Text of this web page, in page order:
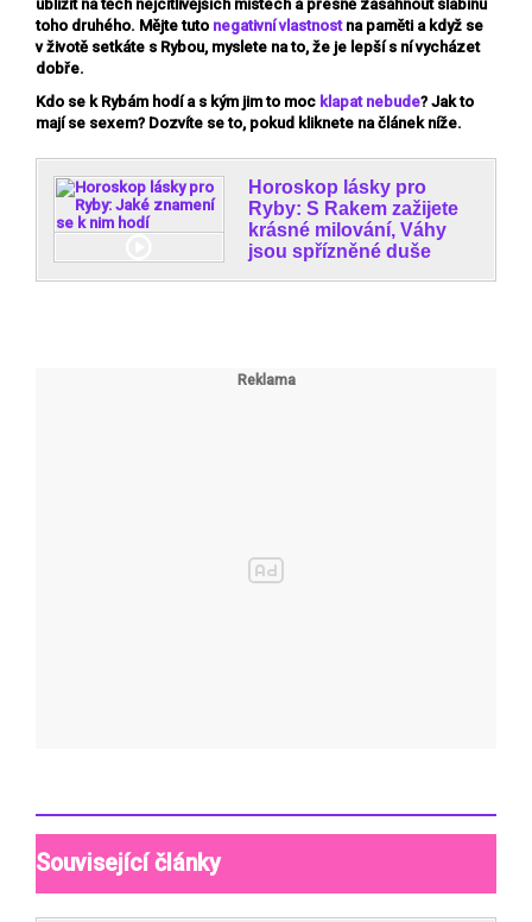
ublížit na těch nejcitlivějších místech a přesně zasáhnout slabinu
toho druhého. Mějte tuto negativní vlastnostna paměti a když se
v životě setkáte s Rybou, myslete na to, že je lepší s ní vycházet
dobře.
Kdo se k Rybám hodí a s kým jim to moc klapat nebude? Jak to
mají se sexem? Dozvíte se to, pokud kliknete na článek níže.
Horoskop lásky pro
Ryby: S Rakem zažijete
krásné milování, Váhy
jsou spřízněné duše
Související články